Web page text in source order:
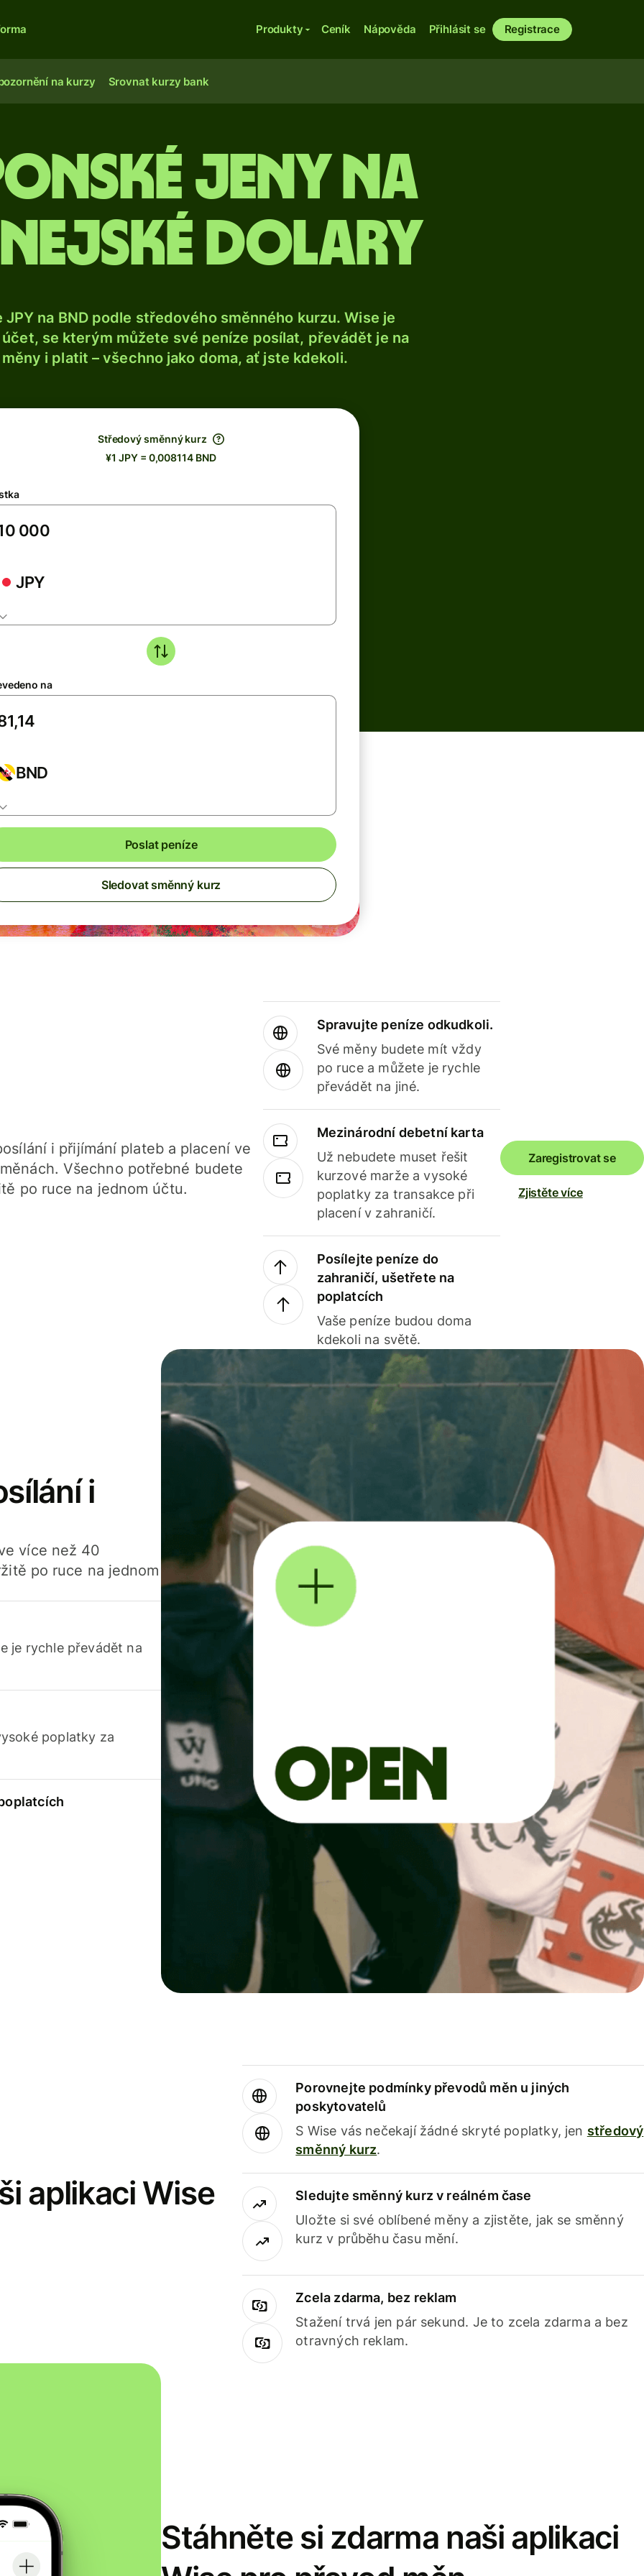
Produkty Ceník Nápověda Přihlásit se Registrace
na kurzy Srovnat kurzy bank
jeny na
dolary
na BND podle středového směnného kurzu. Wise je
se kterým můžete své peníze posílat, převádět je na
i platit – všechno jako doma, ať jste kdekoli.
Středový směnný kurz
¥1 JPY = 0,008114 BND
JPY
na
BND
Poslat peníze
Sledovat směnný kurz
i přijímání plateb a placení ve
Všechno potřebné budete
po ruce na jednom účtu.
Spravujte peníze odkudkoli.
Své měny budete mít vždy
po ruce a můžete je rychle
převádět na jiné.
Mezinárodní debetní karta
Už nebudete muset řešit
kurzové marže a vysoké
poplatky za transakce při
placení v zahraničí.
Posílejte peníze do
zahraničí, ušetřete na
poplatcích
Vaše peníze budou doma
kdekoli na světě.
Zaregistrovat se
Zjistěte více
i
více než 40
po ruce na jednom
je rychle převádět na
poplatky za
aplikaci Wise
Porovnejte podmínky převodů měn u jiných
poskytovatelů
S Wise vás nečekají žádné skryté poplatky, jen středový
směnný kurz.
Sledujte směnný kurz v reálném čase
Uložte si své oblíbené měny a zjistěte, jak se směnný
kurz v průběhu času mění.
Zcela zdarma, bez reklam
Stažení trvá jen pár sekund. Je to zcela zdarma a bez
otravných reklam.
Stáhněte si zdarma naši aplikaci